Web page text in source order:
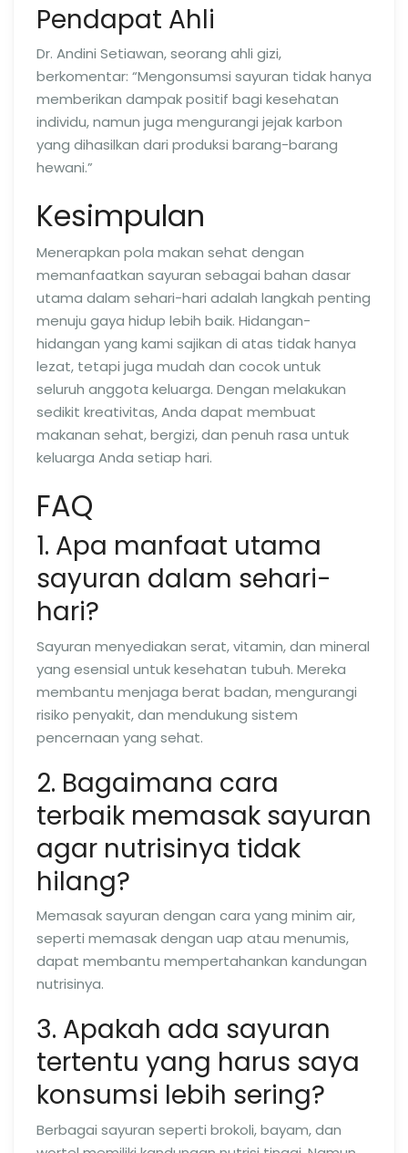
Pendapat Ahli
Dr. Andini Setiawan, seorang ahli gizi,
berkomentar: “Mengonsumsi sayuran tidak hanya
memberikan dampak positif bagi kesehatan
individu, namun juga mengurangi jejak karbon
yang dihasilkan dari produksi barang-barang
hewani.”
Kesimpulan
Menerapkan pola makan sehat dengan
memanfaatkan sayuran sebagai bahan dasar
utama dalam sehari-hari adalah langkah penting
menuju gaya hidup lebih baik. Hidangan-
hidangan yang kami sajikan di atas tidak hanya
lezat, tetapi juga mudah dan cocok untuk
seluruh anggota keluarga. Dengan melakukan
sedikit kreativitas, Anda dapat membuat
makanan sehat, bergizi, dan penuh rasa untuk
keluarga Anda setiap hari.
FAQ
1. Apa manfaat utama
sayuran dalam sehari-
hari?
Sayuran menyediakan serat, vitamin, dan mineral
yang esensial untuk kesehatan tubuh. Mereka
membantu menjaga berat badan, mengurangi
risiko penyakit, dan mendukung sistem
pencernaan yang sehat.
2. Bagaimana cara
terbaik memasak sayuran
agar nutrisinya tidak
hilang?
Memasak sayuran dengan cara yang minim air,
seperti memasak dengan uap atau menumis,
dapat membantu mempertahankan kandungan
nutrisinya.
3. Apakah ada sayuran
tertentu yang harus saya
konsumsi lebih sering?
Berbagai sayuran seperti brokoli, bayam, dan